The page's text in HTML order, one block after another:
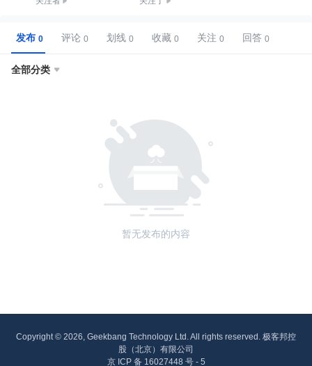
发布 评论 划线 收藏 关注 回答
全部分类 
暂无发布的内容
Copyright © 2026, Geekbang Technology Ltd. All rights reserved. 极客邦控
股（北京）有限公司
京 ICP 备 16027448 号 - 5